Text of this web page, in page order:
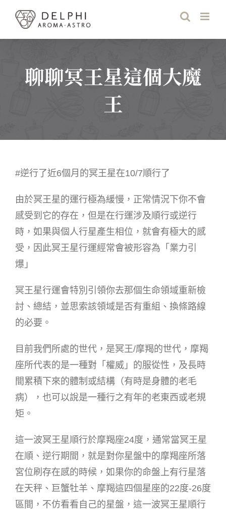
content
聊聊冥王星這個大魔
王
#逆行了近6個月的冥王星在10/7順行了
由於冥王星的運行極為緩慢，正常情況下你不會
感受到它的存在，但是在行運涉及順行或逆行
時，如果與個人行星產生相位，就會有極大的感
受，因此冥王星行運經常會被形容為「業力引
爆」
冥王星行運會特別引領你去那個生命領域重新檢
討、總結，並思索該領域是否有重組、換條路線
的必要。
目前我們所處的世代，是冥王/摩羯的世代，摩羯
座所代表的是一種對「權威」的服從性，及長時
間累積下來的體制或結構（有時是身體的老毛
病），也可以說是一種行之有年的老東西或老規
矩。
這一波冥王星順行於摩羯座24度，通常當冥王星
在順、逆行期間，就是對你星盤中的摩羯座所落
宮位刷存在感的時候，如果你的命盤上有行星落
在天秤、巨蟹牡羊、摩羯這四個星座的22度-26度
區間，不仿看看自己的星盤，這一波冥王星順行